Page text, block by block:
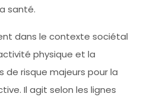
santé.
dans le contexte sociétal
physique et la
risque majeurs pour la
Il agit selon les lignes